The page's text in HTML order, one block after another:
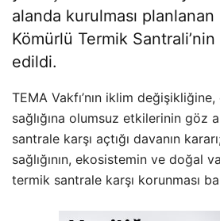
alanda kurulması planlanan
Kömürlü Termik
edildi.
TEMA Vakfı’nın iklim
sağlığına olumsuz etkilerinin göz
santrale karşı açtığı davanın
sağlığının, ekosistemin ve doğal
termik santrale karşı korunması